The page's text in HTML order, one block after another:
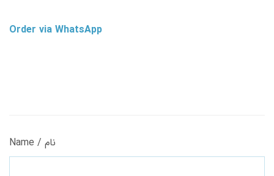
Order via WhatsApp
Name / نام